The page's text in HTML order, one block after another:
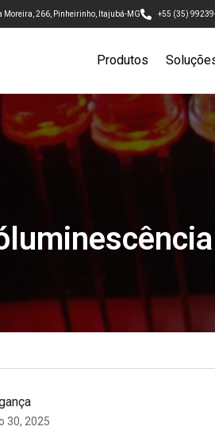
Moreira, 266, Pinheirinho, Itajubá-MG +55 (35)
Produtos
30, 2025